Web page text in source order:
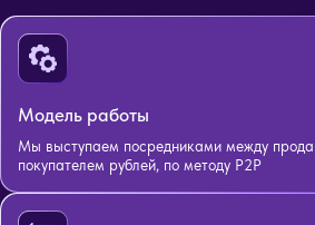
Модель работы
Мы выступаем посредниками между
покупателем рублей, по методу P2P